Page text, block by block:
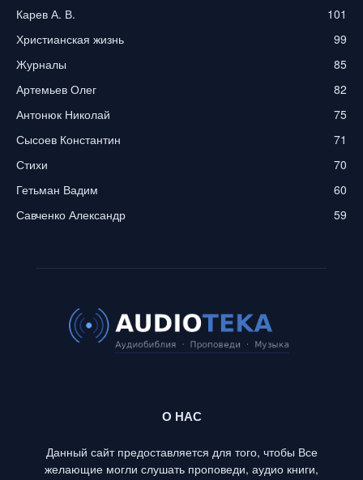
Карев А. В.
101
Христианская жизнь
99
Журналы
85
Артемьев Олег
82
Антонюк Николай
75
Сысоев Константин
71
Стихи
70
Гетьман Вадим
60
Савченко Александр
59
О НАС
Данный сайт предоставляется для того, чтобы Все
желающие могли слушать проповеди, аудио книги,